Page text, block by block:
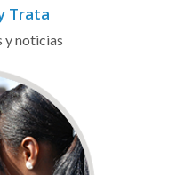
Trata
y noticias